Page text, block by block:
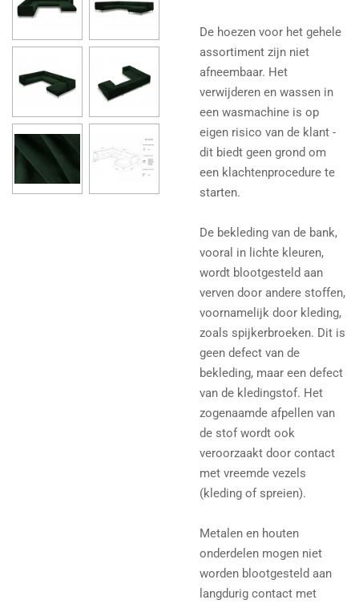
De hoezen voor het gehele
assortiment zijn niet
afneembaar. Het
verwijderen en wassen in
een wasmachine is op
eigen risico van de klant -
dit biedt geen grond om
een ​​klachtenprocedure te
starten.
De bekleding van de bank,
vooral in lichte kleuren,
wordt blootgesteld aan
verven door andere stoffen,
voornamelijk door kleding,
zoals spijkerbroeken. Dit is
geen defect van de
bekleding, maar een defect
van de kledingstof. Het
zogenaamde afpellen van
de stof wordt ook
veroorzaakt door contact
met vreemde vezels
(kleding of spreien).
Metalen en houten
onderdelen mogen niet
worden blootgesteld aan
langdurig contact met